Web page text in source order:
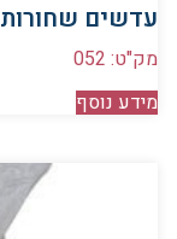
עדשים שחורות
מק"ט: 052
מידע נוסף